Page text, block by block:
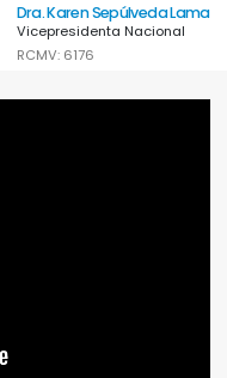
Dra. Karen Sepúlveda Lama
Vicepresidenta Nacional
RCMV: 6176